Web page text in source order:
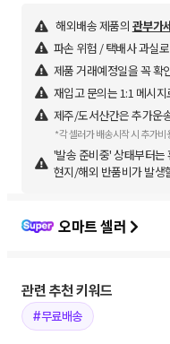
해외배송 제품의 관부가
파손 위험 / 택배사 과실
제품 거래예정일을 꼭 확
재입고 문의는 1:1 메시
제주/도서산간은 추가운
*각 셀러가 배송시작 시 추가비
'발송 준비중' 상태부터는
현지/해외 반품비가 발생
오마트 셀러
관련 추천 키워드
#무료배송